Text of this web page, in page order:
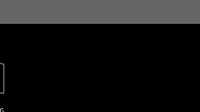
tid som ejer af
blev efterfulgt af sin søn,